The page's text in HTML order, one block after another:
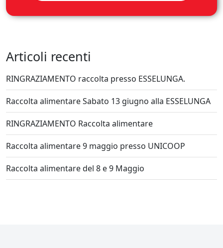
Articoli recenti
RINGRAZIAMENTO raccolta presso ESSELUNGA.
Raccolta alimentare Sabato 13 giugno alla ESSELUNGA
RINGRAZIAMENTO Raccolta alimentare
Raccolta alimentare 9 maggio presso UNICOOP
Raccolta alimentare del 8 e 9 Maggio